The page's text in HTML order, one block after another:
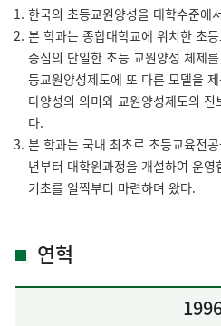
한국의 초등교원양성을 대학수준에
본 학과는 종합대학교에 위치한 초
중심의 단일한 초등 교원양성 체제
등교원양성제도에 또 다른 모델을
다양성의 의미와 교원양성제도의
다.
본 학과는 국내 최초로 초등교육전
년부터 대학원과정을 개설하여 운
기초를 일찍부터 마련하며 왔다.
연혁